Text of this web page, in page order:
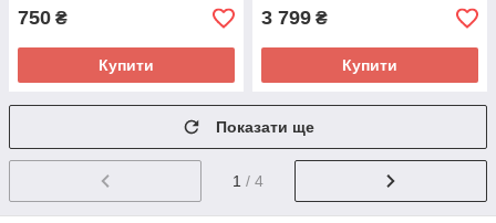
750 ₴
Купити
3 799 ₴
Купити
Показати ще
1 / 4